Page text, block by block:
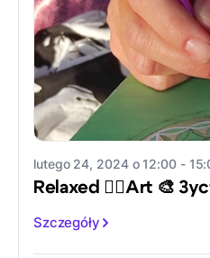
lutego 24, 2024 o 12:00 -
Relaxed 🧘‍♀️Art 🎨
Szczegóły